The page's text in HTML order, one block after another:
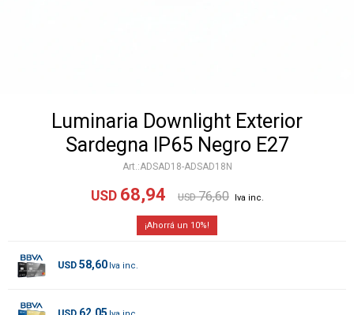
Luminaria Downlight Exterior
Sardegna IP65 Negro E27
ADSAD18-ADSAD18N
USD 68,94 USD 76,60
10
USD 58,60
62,05